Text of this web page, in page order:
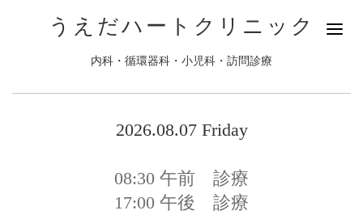
うえだハートクリニック
内科・循環器科・小児科・訪問診療
2026.08.07 Friday
08:30 午前 診療
17:00 午後 診療